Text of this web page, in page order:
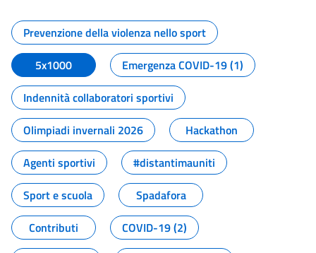
Tutti i contenuti della pagina
Prevenzione della violenza nello sport
5x1000
Emergenza COVID-19 (1)
Indennità collaboratori sportivi
Olimpiadi invernali 2026
Hackathon
Agenti sportivi
#distantimauniti
Sport e scuola
Spadafora
Contributi
COVID-19 (2)